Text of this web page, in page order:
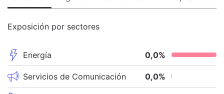
Exposición por sectores
Energía 0,0%
Servicios de Comunicación 0,0%